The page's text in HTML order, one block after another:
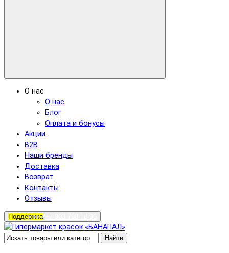
О нас
О нас
Блог
Оплата и бонусы
Акции
B2B
Наши бренды
Доставка
Возврат
Контакты
Отзывы
Поддержка
Найти